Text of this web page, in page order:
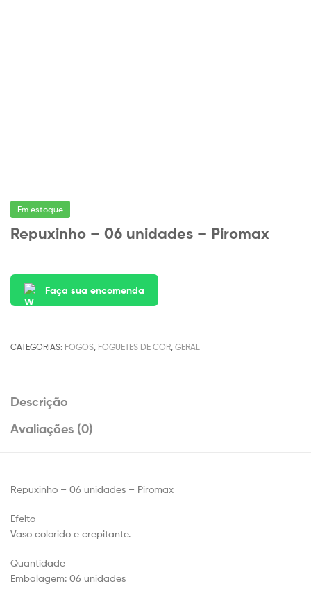
Em estoque
Repuxinho – 06 unidades – Piromax
Faça sua encomenda
CATEGORIAS: FOGOS FOGUETES DE COR GERAL
Descrição
Avaliações (0)
Repuxinho – 06 unidades – Piromax
Efeito
Vaso colorido e crepitante.
Quantidade
Embalagem: 06 unidades